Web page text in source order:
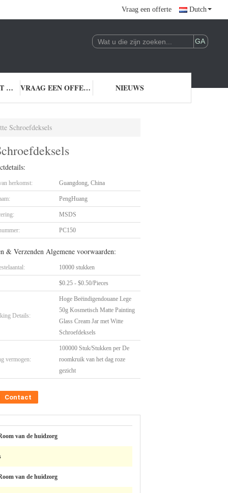
Vraag een offerte Dutch
NEEM CONTACT MET ONS OP VRAAG EEN OFFERTE NIEUWS
Schroefdeksels
herkomst: Guangdong, China
PengHuang
MSDS
PC150
& Verzenden Algemene voorwaarden:
10000 stukken
$0.25 - $0.50/Pieces
Details:
Hoge Beëindigendouane Lege
50g Kosmetisch Matte Painting
Glass Cream Jar met Witte
Schroefdeksels
vermogen:
100000 Stuk/Stukken per De
roomkruik van het dag roze
gezicht
Contact
van de huidzorg
van de huidzorg